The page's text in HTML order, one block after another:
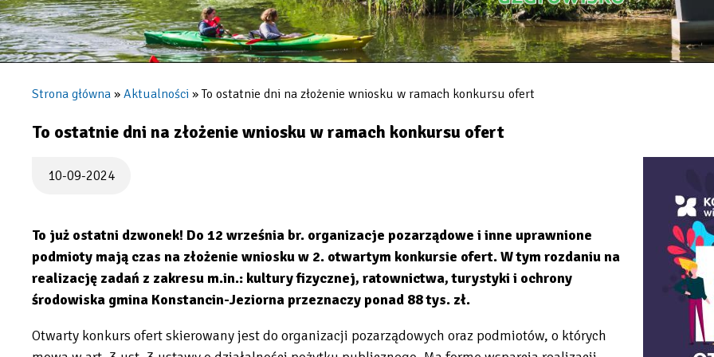
Jeziorna
nawigacyjna
Strona główna Aktualności To ostatnie dni na złożenie wniosku w ramach konkursu ofert
To ostatnie dni na złożenie wniosku w ramach konkursu ofert
10-09-2024
To już ostatni dzwonek! Do 12 września br. organizacje pozarządowe i inne uprawnione
podmioty mają czas na złożenie wniosku w 2. otwartym konkursie ofert. W tym rozdaniu na
realizację zadań z zakresu m.in.: kultury fizycznej, ratownictwa, turystyki i ochrony
środowiska gmina Konstancin-Jeziorna przeznaczy ponad 88 tys. zł.
Otwarty konkurs ofert skierowany jest do organizacji pozarządowych oraz podmiotów, o których